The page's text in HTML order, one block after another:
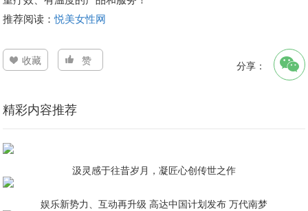
推荐阅读：悦美女性网
收藏 赞 分享：
精彩内容推荐
汲灵感于往昔岁月，凝匠心创传世之作
娱乐新势力、互动再升级 高达中国计划发布 万代南梦